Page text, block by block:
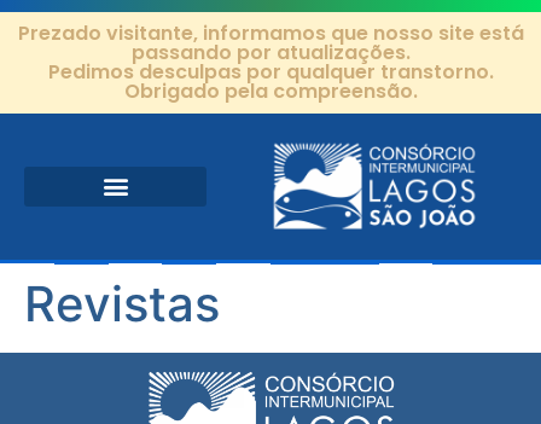
Prezado visitante, informamos que nosso site está
passando por atualizações.
Pedimos desculpas por qualquer transtorno.
Obrigado pela compreensão.
Revistas